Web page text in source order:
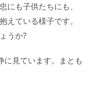
にも子供たちにも、
えている様子です。
うか?
に見ています。まとも